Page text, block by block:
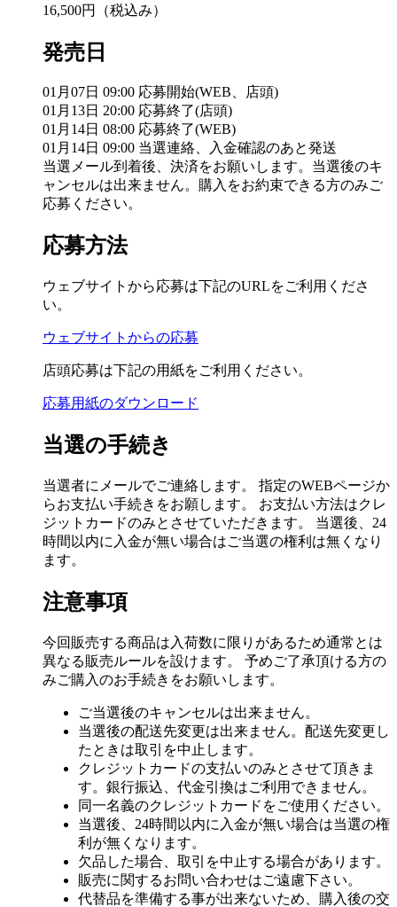
16,500円（税込み）
発売日
01月07日 09:00 応募開始(WEB、店頭)
01月13日 20:00 応募終了(店頭)
01月14日 08:00 応募終了(WEB)
01月14日 09:00 当選連絡、入金確認のあと発送
当選メール到着後、決済をお願いします。当選後のキ
ャンセルは出来ません。購入をお約束できる方のみご
応募ください。
応募方法
ウェブサイトから応募は下記のURLをご利用くださ
い。
ウェブサイトからの応募
店頭応募は下記の用紙をご利用ください。
応募用紙のダウンロード
当選の手続き
当選者にメールでご連絡します。 指定のWEBページか
らお支払い手続きをお願します。 お支払い方法はクレ
ジットカードのみとさせていただきます。 当選後、24
時間以内に入金が無い場合はご当選の権利は無くなり
ます。
注意事項
今回販売する商品は入荷数に限りがあるため通常とは
異なる販売ルールを設けます。 予めご了承頂ける方の
みご購入のお手続きをお願いします。
ご当選後のキャンセルは出来ません。
当選後の配送先変更は出来ません。配送先変更し
たときは取引を中止します。
クレジットカードの支払いのみとさせて頂きま
す。銀行振込、代金引換はご利用できません。
同一名義のクレジットカードをご使用ください。
当選後、24時間以内に入金が無い場合は当選の権
利が無くなります。
欠品した場合、取引を中止する場合があります。
販売に関するお問い合わせはご遠慮下さい。
代替品を準備する事が出来ないため、購入後の交